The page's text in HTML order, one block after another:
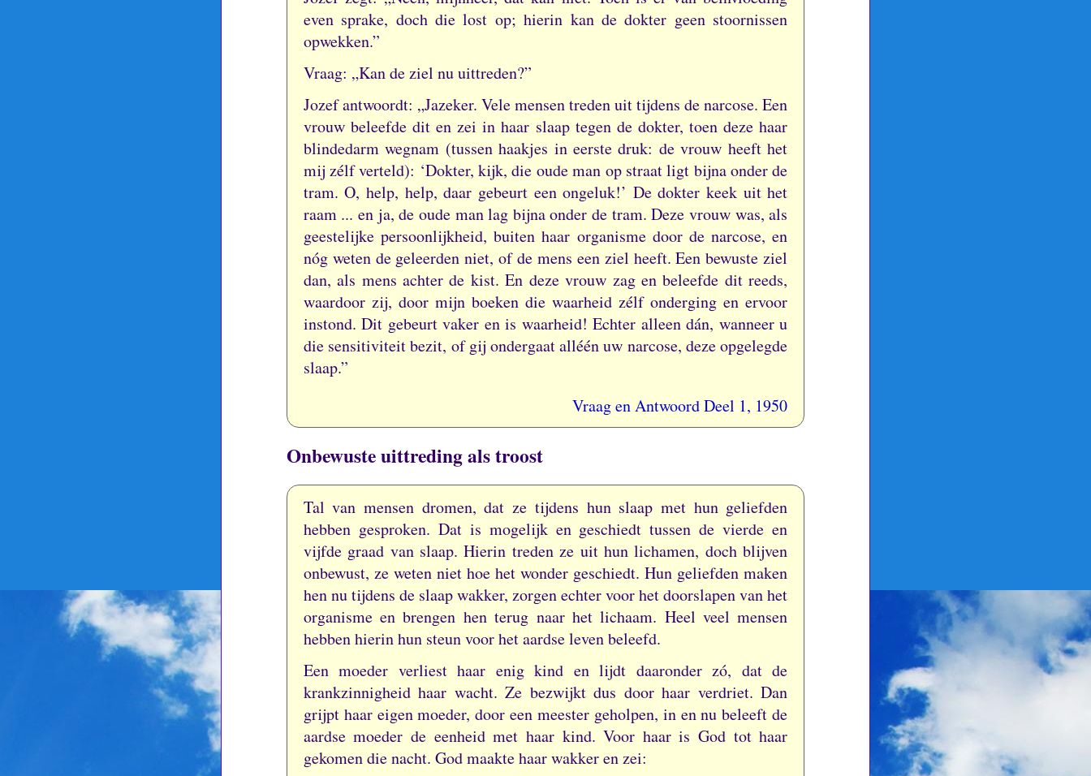
even sprake, doch die lost op; hierin kan de dokter geen stoornissen
opwekken.”
Vraag: „Kan de ziel nu uittreden?”
Jozef antwoordt: „Jazeker. Vele mensen treden uit tijdens de narcose.Een
vrouw beleefde dit en zei in haar slaap tegen de dokter, toen deze haar
blindedarm wegnam (tussen haakjes in eerste druk: de vrouw heeft het
mij zélf verteld): ‘Dokter, kijk, die oude man op straat ligt bijna onder de
tram.O, help, help, daar gebeurt een ongeluk!’ De dokter keek uit het
raam ... en ja, de oude man lag bijna onder de tram.Deze vrouw was, als
geestelijke persoonlijkheid, buiten haar organisme door de narcose, en
nóg weten de geleerden niet, of de mens een ziel heeft.Een bewuste ziel
dan, als mens achter de kist.En deze vrouw zag en beleefde dit reeds,
waardoor zij, door mijn boeken die waarheid zélf onderging en ervoor
instond.Dit gebeurt vaker en is waarheid!Echter alleen dán, wanneer u
die sensitiviteit bezit, of gij ondergaat alléén uw narcose, deze opgelegde
slaap.”
Vraag en Antwoord Deel 1, 1950
Onbewuste uittreding als troost
Tal van mensen dromen, dat ze tijdens hun slaap met hun geliefden
hebben gesproken. Dat is mogelijk en geschiedt tussen de vierde en
vijfde graad van slaap.Hierin treden ze uit hun lichamen, doch blijven
onbewust, ze weten niet hoe het wonder geschiedt.Hun geliefden maken
hen nu tijdens de slaap wakker, zorgen echter voor het doorslapen van het
organisme en brengen hen terug naar het lichaam. Heel veel mensen
hebben hierin hun steun voor het aardse leven beleefd.
Een moeder verliest haar enig kind en lijdt daaronder zó, dat de
krankzinnigheid haar wacht.Ze bezwijkt dus door haar verdriet.Dan
grijpt haar eigen moeder, door een meester geholpen, in en nu beleeft de
aardse moeder de eenheid met haar kind.Voor haar is God tot haar
gekomen die nacht. God maakte haar wakker en zei: